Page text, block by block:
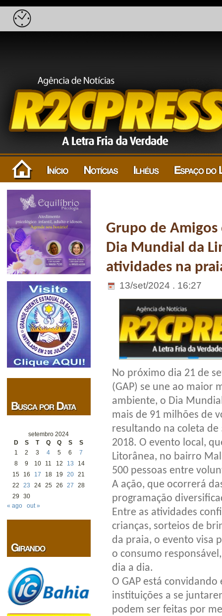
setembro 2024
D
S T Q Q S
S
1
2 3 4 5 6
7
8
9 10 11 12 13
14
15
16 17 18 19 20 21
22
23 24 25 26 27
28
29
30
« ago
out »
Grupo de
Dia Mundial da
atividades na
13/set/2024 . 16:27
No próximo dia 21 de
(GAP) se une ao maior
ambiente, o Dia
mais de 91 milhões de
resultando na coleta de
2018. O evento local,
Litorânea, no bairro
500 pessoas entre
A ação, que ocorrerá
programação
Entre as atividades
crianças, sorteios de
da praia, o evento visa
o consumo
dia a dia.
O GAP está
instituições a se
podem ser feitas por